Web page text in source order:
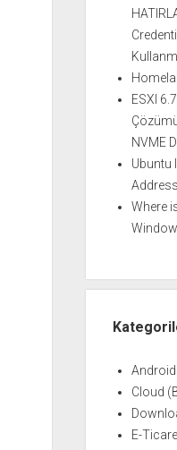
ESXI
NVME
Ubuntu
Where
Android
Cloud
E-